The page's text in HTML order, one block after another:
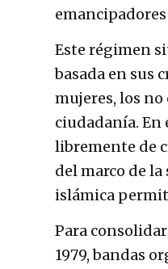
Este régimen
basada en sus
mujeres, los
ciudadanía. En
libremente de
del marco de
islámica
Para
1979, bandas